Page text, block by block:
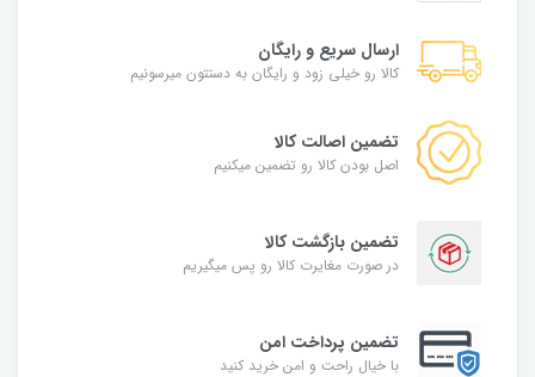
ارسال سریع و رایگان
کالا رو خیلی زود و رایگان به دستتون میرسونیم
تضمین اصالت کالا
اصل بودن کالا رو تضمین میکنیم
تضمین بازگشت کالا
در صورت مغایرت کالا رو پس میگیریم
تضمین پرداخت امن
با خیال راحت و امن خرید کنید